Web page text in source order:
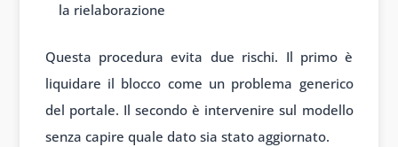
la rielaborazione
Questa procedura evita due rischi. Il primo è
liquidare il blocco come un problema generico
del portale. Il secondo è intervenire sul modello
senza capire quale dato sia stato aggiornato.